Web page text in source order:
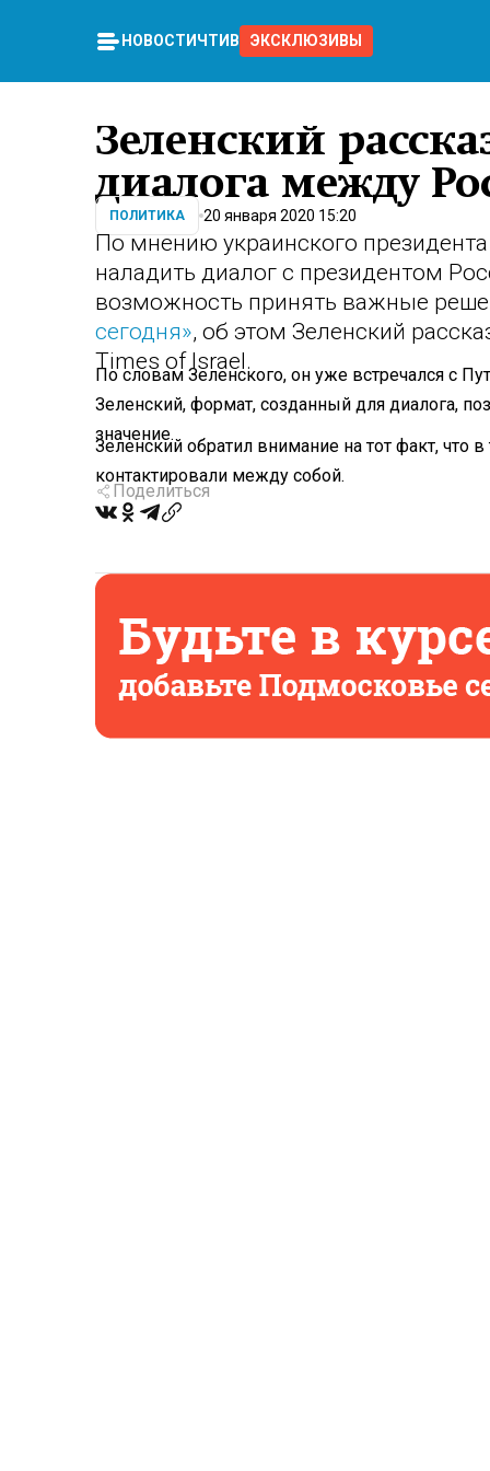
НОВОСТИ ЧТИВО ЭКСКЛЮЗИВЫ
Зеленский
диалога между
ПОЛИТИКА 20 января 2020 15:20
По мнению украинского
наладить диалог с президентом
возможность принять важные
сегодня», об этом Зеленский
Times of Israel.
По словам Зеленского, он уже встречался с
Зеленский, формат, созданный для диалога,
значение.
Зеленский обратил внимание на тот факт, что
контактировали между собой.
Поделиться